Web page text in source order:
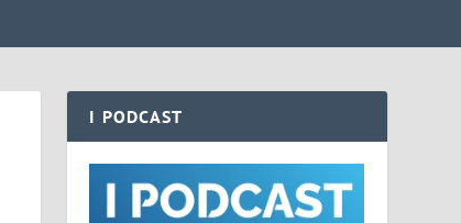
I PODCAST